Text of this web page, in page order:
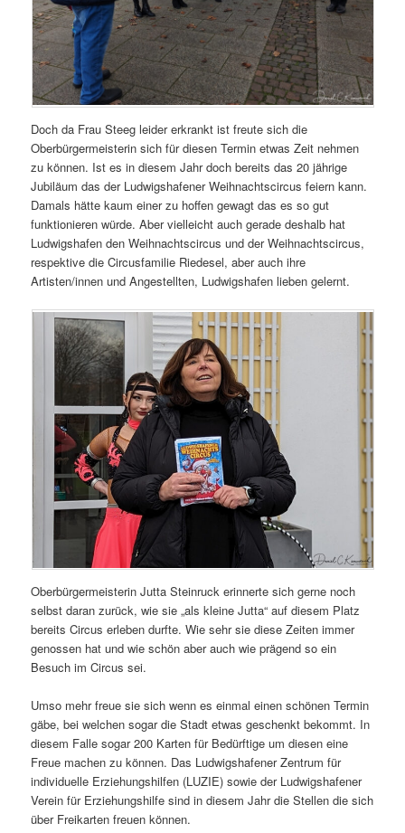
Doch da Frau Steeg leider erkrankt ist freute sich die
Oberbürgermeisterin sich für diesen Termin etwas Zeit nehmen
zu können. Ist es in diesem Jahr doch bereits das 20 jährige
Jubiläum das der Ludwigshafener Weihnachtscircus feiern kann.
Damals hätte kaum einer zu hoffen gewagt das es so gut
funktionieren würde. Aber vielleicht auch gerade deshalb hat
Ludwigshafen den Weihnachtscircus und der Weihnachtscircus,
respektive die Circusfamilie Riedesel, aber auch ihre
Artisten/innen und Angestellten, Ludwigshafen lieben gelernt.
Oberbürgermeisterin Jutta Steinruck erinnerte sich gerne noch
selbst daran zurück, wie sie „als kleine Jutta“ auf diesem Platz
bereits Circus erleben durfte. Wie sehr sie diese Zeiten immer
genossen hat und wie schön aber auch wie prägend so ein
Besuch im Circus sei.
Umso mehr freue sie sich wenn es einmal einen schönen Termin
gäbe, bei welchen sogar die Stadt etwas geschenkt bekommt. In
diesem Falle sogar 200 Karten für Bedürftige um diesen eine
Freue machen zu können. Das Ludwigshafener Zentrum für
individuelle Erziehungshilfen (LUZIE) sowie der Ludwigshafener
Verein für Erziehungshilfe sind in diesem Jahr die Stellen die sich
über Freikarten freuen können.